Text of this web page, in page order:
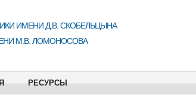
ИМЕНИ Д.В. СКОБЕЛЬЦЫНА
М.В. ЛОМОНОСОВА
РЕСУРСЫ